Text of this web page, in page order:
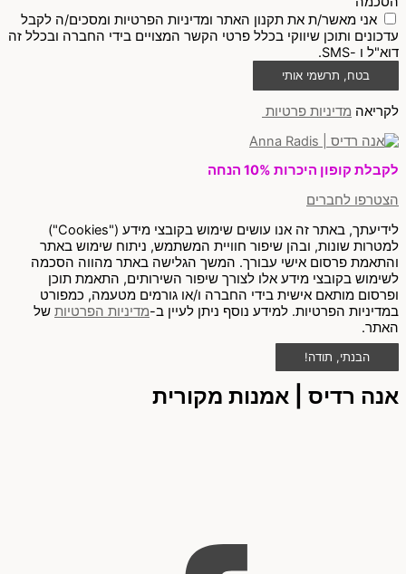
אני מאשר/ת את תקנון האתר ומדיניות הפרטיות ומסכים/ה לקבל
עדכונים ותוכן שיווקי בכלל פרטי הקשר המצויים בידי החברה ובכלל זה
דוא"ל ו -SMS.
בטח, תרשמי אותי
לקריאה מדיניות פרטיות
לקבלת קופון היכרות 10% הנחה
הצטרפו לחברים
לידיעתך, באתר זה אנו עושים שימוש בקובצי מידע ("Cookies")
למטרות שונות, ובהן שיפור חוויית המשתמש, ניתוח שימוש באתר
והתאמת פרסום אישי עבורך. המשך הגלישה באתר מהווה הסכמה
לשימוש בקובצי מידע אלו לצורך שיפור השירותים, התאמת תוכן
ופרסום מותאם אישית בידי החברה ו/או גורמים מטעמה, כמפורט
במדיניות הפרטיות. למידע נוסף ניתן לעיין ב-מדיניות הפרטיות של
האתר.
הבנתי, תודה!
אנה רדיס | אמנות מקורית